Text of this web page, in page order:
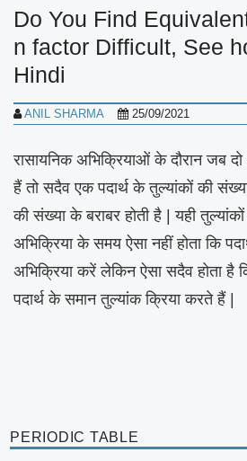
Do You Find
n factor Difficult, See
Hindi
ANIL SHARMA 25/09/2021
रासायनिक अभिक्रियाओं के दौरान जब
हैं तो सदैव एक पदार्थ के तुल्यांकों की
की संख्या के बराबर होती है | यही
अभिक्रिया के समय ऐसा नहीं होता कि
अभिक्रिया करें लेकिन ऐसा सदैव होता है
पदार्थ के समान तुल्यांक क्रिया करते हैं |
PERIODIC TABLE